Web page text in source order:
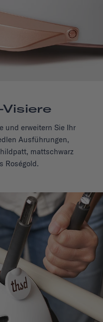
und erweitern Sie Ihr
Ausführungen,
mattschwarz
Roségold.